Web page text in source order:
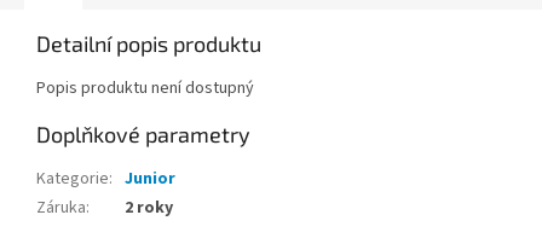
Detailní popis produktu
Popis produktu není dostupný
Doplňkové parametry
Kategorie: Junior
Záruka: 2 roky